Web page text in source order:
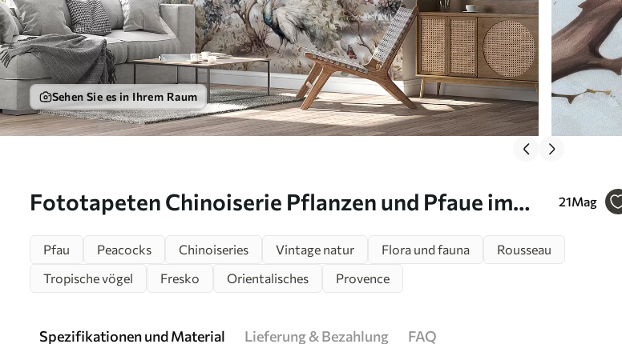
Sehen Sie es in Ihrem Raum
Fototapeten Chinoiserie Pflanzen und Pfaue im
21Mag
Pfau Peacocks Chinoiseries Vintage natur Flora und fauna
Rousseau
Tropische vögel
Fresko Orientalisches Provence
Spezifikationen und Material Lieferung & Bezahlung FAQ